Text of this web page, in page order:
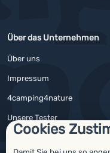
Cookies
Über das Unternehmen
Über uns
Impressum
4camping4nature
Unsere Tester